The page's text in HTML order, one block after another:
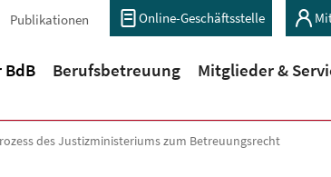
Publikationen Online-Geschäftsstelle
BdB(current)
Berufsbetreuung(current)
Mitglieder &
des Justizministeriums zum Betreuungsrecht